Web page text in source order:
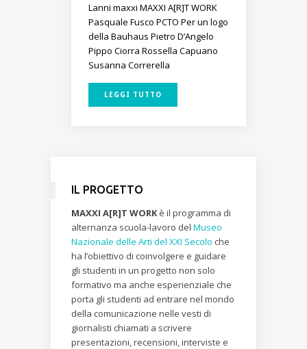
Lanni maxxi MAXXI A[R]T WORK
Pasquale Fusco PCTO Per un logo
della Bauhaus Pietro D’Angelo
Pippo Ciorra Rossella Capuano
Susanna Correrella
LEGGI TUTTO
IL PROGETTO
MAXXI A[R]T WORKè il programma di
alternanza scuola-lavoro del Museo
Nazionale delle Arti del XXI Secolo che
ha l’obiettivo di coinvolgere e guidare
gli studenti in un progetto non solo
formativo ma anche esperienziale che
porta gli studenti ad entrare nel mondo
della comunicazione nelle vesti di
giornalisti chiamati a scrivere
presentazioni, recensioni, interviste e